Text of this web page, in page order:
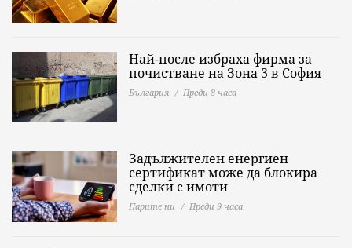
Най-после избраха фирма за
почистване на Зона 3 в София
България Преди 8 часа
Задължителен енергиен
сертификат може да блокира
сделки с имоти
Парите ни Преди 9 часа